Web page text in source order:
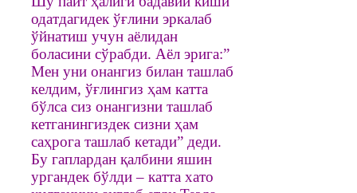
одатдагидек ўғлини эркалаб
ўйнатиш учун аёлидан
боласини сўрабди. Аёл эрига:”
Мен уни онангиз билан ташлаб
келдим, ўғлингиз ҳам катта
бўлса сиз онангизни ташлаб
кетганингиздек сизни ҳам
саҳрога ташлаб кетади” деди.
Бу гаплардан қалбини яшин
ургандек бўлди – катта хато